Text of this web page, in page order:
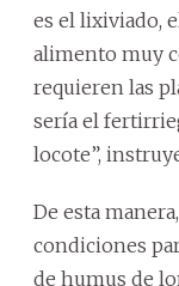
es el lixiviado,
alimento muy
requieren las
sería el
locote”,
De esta
condiciones
de humus de